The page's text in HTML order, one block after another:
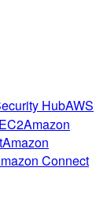
HubAWS
Amazon
Amazon
Connect